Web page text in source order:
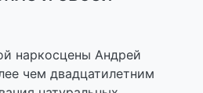
наркосцены Андрей
чем двадцатилетним